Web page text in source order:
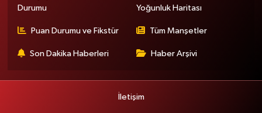
Durumu
Yoğunluk Haritası
Puan Durumu ve Fikstür Tüm Manşetler
Son Dakika Haberleri Haber Arşivi
İletişim